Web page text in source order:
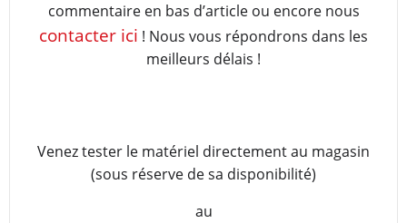
commentaire en bas d’article ou encore nous
contacter ici ! Nous vous répondrons dans les
meilleurs délais !
Venez tester le matériel directement au magasin
(sous réserve de sa disponibilité)
au